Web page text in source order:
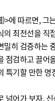
에 따르면, 그
의 최전선을 직
밀히 검증하는
점검하고 끌어
특기할 만한 명
넘어가 보자.